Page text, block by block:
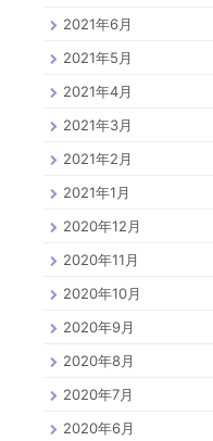
2021年6月
2021年5月
2021年4月
2021年3月
2021年2月
2021年1月
2020年12月
2020年11月
2020年10月
2020年9月
2020年8月
2020年7月
2020年6月